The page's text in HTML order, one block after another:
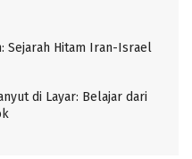
Sejarah Hitam Iran-Israel
di Layar: Belajar dari